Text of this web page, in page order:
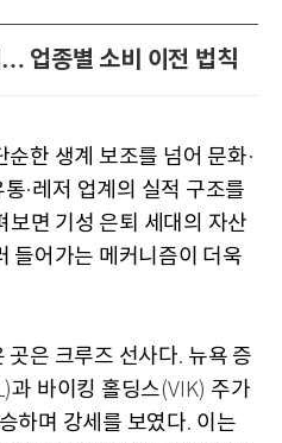
업종별 소비 이전 법칙
순한 생계 보조를 넘어 문화·
통·레저 업계의 실적 구조를
보면 기성 은퇴 세대의 자산
들어가는 메커니즘이 더욱
곳은 크루즈 선사다. 뉴욕 증
과 바이킹 홀딩스(VIK) 주가
하며 강세를 보였다. 이는